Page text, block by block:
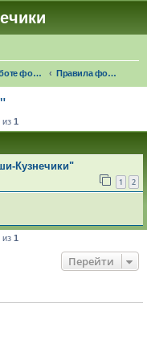
О работе форума "Малыши-Кузнечики" Правила форума "Общение"
из 1
Кузнечики"
1 2
из 1
Перейти